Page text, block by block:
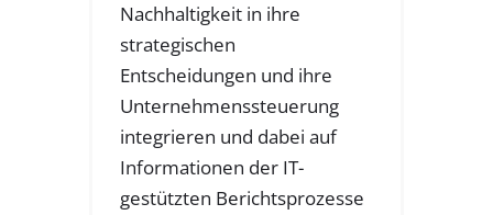
Nachhaltigkeit in ihre
strategischen
Entscheidungen und ihre
Unternehmenssteuerung
integrieren und dabei auf
Informationen der IT-
gestützten Berichtsprozesse